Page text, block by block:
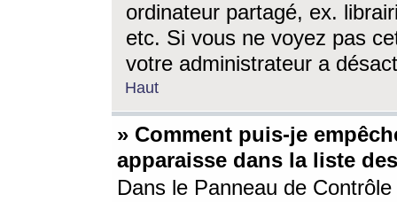
ordinateur partagé, ex.
etc. Si vous ne voyez pas
votre administrateur a
Haut
» Comment puis-je
apparaisse dans la liste
Dans le Panneau de